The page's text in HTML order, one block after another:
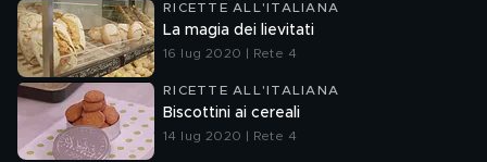
RICETTE ALL'ITALIANA
La magia dei lievitati
16 lug 2020 | Rete 4
RICETTE ALL'ITALIANA
Biscottini ai cereali
14 lug 2020 | Rete 4